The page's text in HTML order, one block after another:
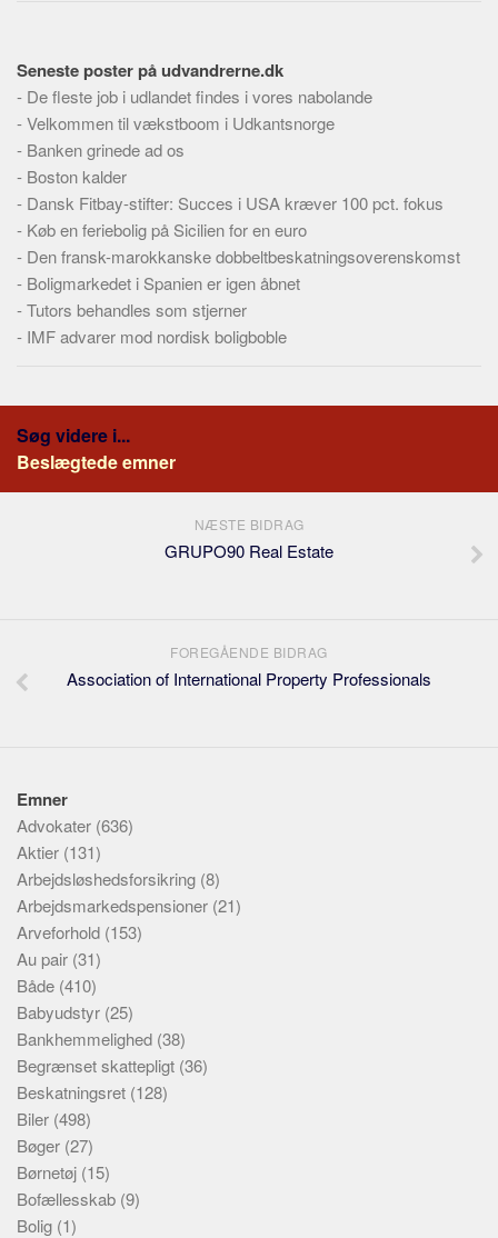
Bannere
Hjælp
Seneste poster på udvandrerne.dk
- De fleste job i udlandet findes i vores nabolande
-Velkommen til vækstboom i Udkantsnorge
- Banken grinede ad os
- Boston kalder
- Dansk Fitbay-stifter: Succes i USA kræver 100 pct. fokus
- Køb en feriebolig på Sicilien for en euro
- Den fransk-marokkanske dobbeltbeskatningsoverenskomst
- Boligmarkedet i Spanien er igen åbnet
-Tutors behandles som stjerner
- IMF advarer mod nordisk boligboble
Søg videre i...
Beslægtede emner
NÆSTE BIDRAG
GRUPO90 Real Estate
FOREGÅENDE BIDRAG
Association of International Property Professionals
Emner
Advokater (636)
Aktier (131)
Arbejdsløshedsforsikring (8)
Arbejdsmarkedspensioner (21)
Arveforhold (153)
Au pair (31)
Både (410)
Babyudstyr (25)
Bankhemmelighed (38)
Begrænset skattepligt (36)
Beskatningsret (128)
Biler (498)
Bøger (27)
Børnetøj (15)
Bofællesskab (9)
Bolig (1)